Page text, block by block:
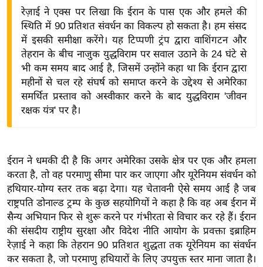
द्यो
ष
ज्ञ
रा
य
ब
ज
ट
रेज़ाई ने एक्स पर लिखा कि ईरान के पास एक और हमले की
स्थिति में 90 प्रतिशत संवर्धन का विकल्प हो सकता है। हम संसद
में इसकी समीक्षा करेंगे। यह टिप्पणी ट्रंप द्वारा वाशिंगटन और
तेहरान के बीच नाजुक युद्धविराम पर सवाल उठाने के 24 घंटे से
भी कम समय बाद आई है, जिसमें उन्होंने कहा था कि ईरान द्वारा
महीनों से चल रहे संघर्ष को समाप्त करने के उद्देश्य से अमेरिका
समर्थित प्रस्ताव को अस्वीकार करने के बाद युद्धविराम 'जीवन
रक्षक यंत्र' पर है।
ईरान ने धमकी दी है कि अगर अमेरिका उसके क्षेत्र पर एक और हमला
करता है, तो वह परमाणु सीमा पार कर जाएगा और यूरेनियम संवर्धन को
हथियार-योग्य स्तर तक बढ़ा देगा। यह चेतावनी ऐसे समय आई है जब
राष्ट्रपति डोनाल्ड ट्रम्प के कुछ सहयोगियों ने कहा है कि वह अब ईरान में
सैन्य अभियान फिर से शुरू करने पर गंभीरता से विचार कर रहे हैं। ईरान
की संसदीय राष्ट्रीय सुरक्षा और विदेश नीति आयोग के प्रवक्ता इब्राहिम
रेज़ाई ने कहा कि तेहरान 90 प्रतिशत शुद्धता तक यूरेनियम का संवर्धन
कर सकता है, जो परमाणु हथियारों के लिए उपयुक्त स्तर माना जाता है।